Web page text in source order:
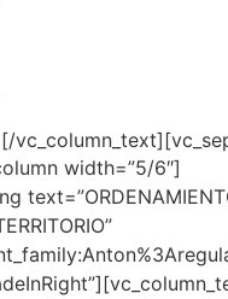
[/
width=”5/6″]